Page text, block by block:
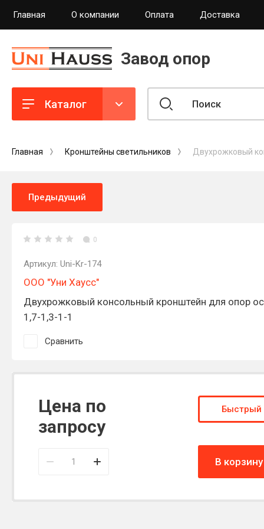
Главная О компании Оплата Доставка
Завод опор
Каталог
Главная Кронштейны светильников Двухрожковый
Предыдущий
0
Артикул: Uni-Kr-174
ООО "Уни Хаусс"
Двухрожковый консольный кронштейн для опор
1,7-1,3-1-1
Сравнить
Цена по
запросу
В корзину
Быстрый